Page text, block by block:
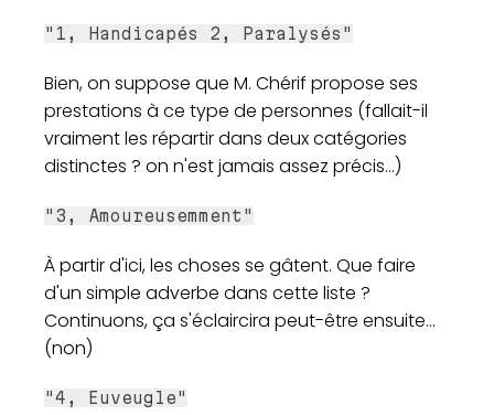
"1, Handicapés 2, Paralysés"
Bien, on suppose que M. Chérif propose ses
prestations à ce type de personnes (fallait-il
vraiment les répartir dans deux catégories
distinctes ? on n'est jamais assez précis...)
"3, Amoureusemment"
À partir d'ici, les choses se gâtent. Que faire
d'un simple adverbe dans cette liste ?
Continuons, ça s'éclaircira peut-être ensuite...
(non)
"4, Euveugle"